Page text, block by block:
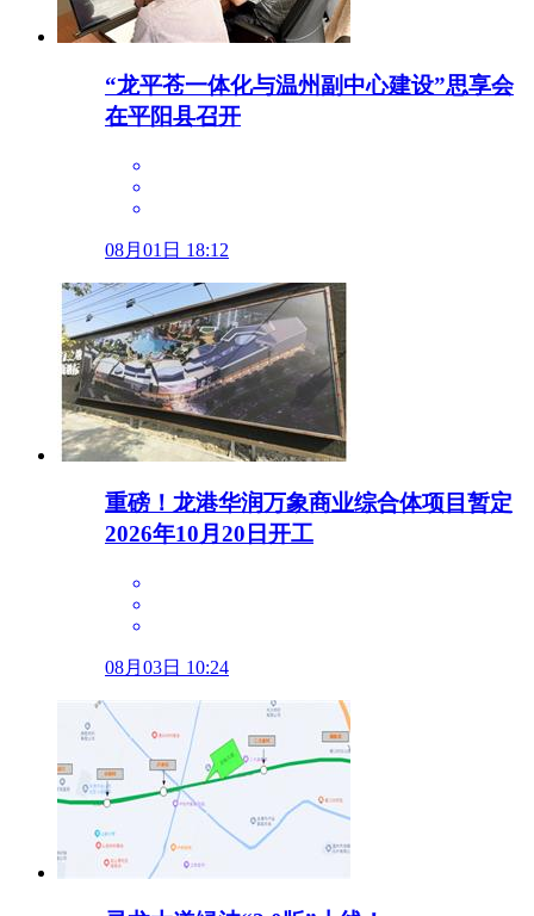
“龙平苍一体化与温州副中心建设”思享会
在平阳县召开
08月01日 18:12
重磅！龙港华润万象商业综合体项目暂定
2026年10月20日开工
08月03日 10:24